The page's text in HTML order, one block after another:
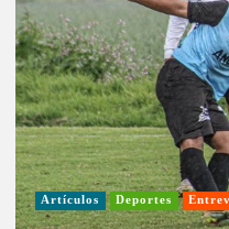
Artículos Deportes